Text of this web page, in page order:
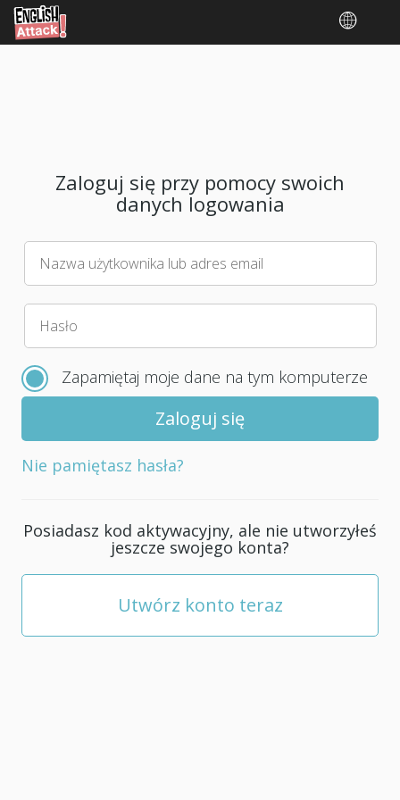
Zaloguj się przy pomocy swoich
danych logowania
Nazwa użytkownika lub adres email
Wybierz
nowe
do
swojego
musi
mieć
Hasło
Zapamiętaj moje dane na tym komputerze
Nie pamiętasz hasła?
Posiadasz kod aktywacyjny, ale nie utworzyłeś
jeszcze swojego konta?
Utwórz konto teraz